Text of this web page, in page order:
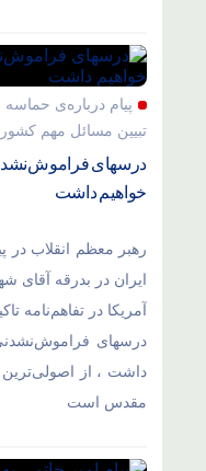
پیام درباره‌ی
تبیین مسائل مهم
درسهای
خواهیم داشت
رهبر معظم انقلاب
ایران در بدرقه آقای
آمریکا در تفاهم‌نامه
درسهای
داشت ، از اصولی‌ترین
مقدس است